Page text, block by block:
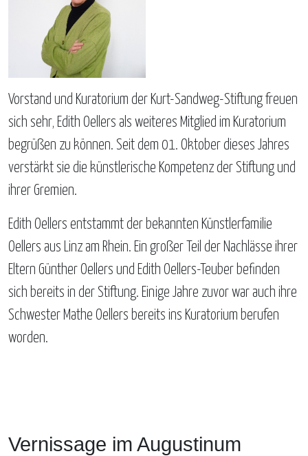
Vorstand und Kuratorium der Kurt-Sandweg-Stiftung freuen
sich sehr, Edith Oellers als weiteres Mitglied im Kuratorium
begrüßen zu können. Seit dem 01. Oktober dieses Jahres
verstärkt sie die künstlerische Kompetenz der Stiftung und
ihrer Gremien.
Edith Oellers entstammt der bekannten Künstlerfamilie
Oellers aus Linz am Rhein. Ein großer Teil der Nachlässe ihrer
Eltern Günther Oellers und Edith Oellers-Teuber befinden
sich bereits in der Stiftung. Einige Jahre zuvor war auch ihre
Schwester Mathe Oellers bereits ins Kuratorium berufen
worden.
Vernissage im Augustinum